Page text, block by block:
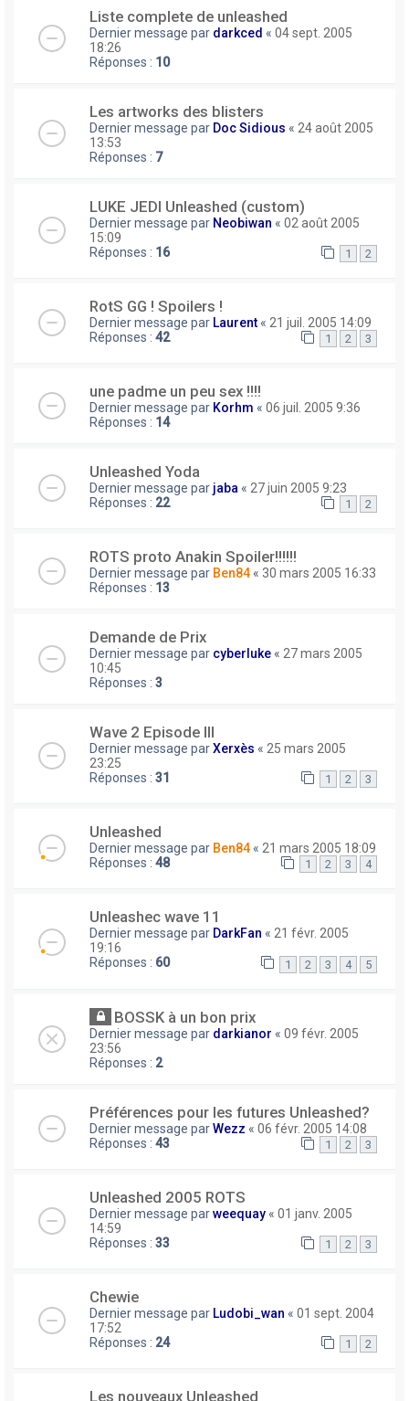
Liste complete de unleashed
Dernier message par darkced « 04 sept. 2005
18:26
Réponses : 10
Les artworks des blisters
Dernier message par Doc Sidious « 24 août 2005
13:53
Réponses : 7
LUKE JEDI Unleashed (custom)
Dernier message par Neobiwan « 02 août 2005
15:09
Réponses : 16 1 2
RotS GG ! Spoilers !
Dernier message par Laurent « 21 juil. 2005 14:09
Réponses : 42 1 2 3
une padme un peu sex !!!!
Dernier message par Korhm « 06 juil. 2005 9:36
Réponses : 14
Unleashed Yoda
Dernier message par jaba « 27 juin 2005 9:23
Réponses : 22 1 2
ROTS proto Anakin Spoiler!!!!!!
Dernier message par Ben84 « 30 mars 2005 16:33
Réponses : 13
Demande de Prix
Dernier message par cyberluke « 27 mars 2005
10:45
Réponses : 3
Wave 2 Episode III
Dernier message parXerxès « 25 mars 2005
23:25
Réponses : 31 1 2 3
Unleashed
Dernier message par Ben84 « 21 mars 2005 18:09
Réponses : 48 1 2 3 4
Unleashec wave 11
Dernier message par DarkFan « 21 févr. 2005
19:16
Réponses : 60 1 2 3 4 5
BOSSK à un bon prix
Dernier message par darkianor « 09 févr. 2005
23:56
Réponses : 2
Préférences pour les futures Unleashed?
Dernier message parWezz « 06 févr. 2005 14:08
Réponses : 43 1 2 3
Unleashed 2005 ROTS
Dernier message parweequay « 01 janv. 2005
14:59
Réponses : 33 1 2 3
Chewie
Dernier message par Ludobi_wan « 01 sept. 2004
17:52
Réponses : 24 1 2
Les nouveaux Unleashed